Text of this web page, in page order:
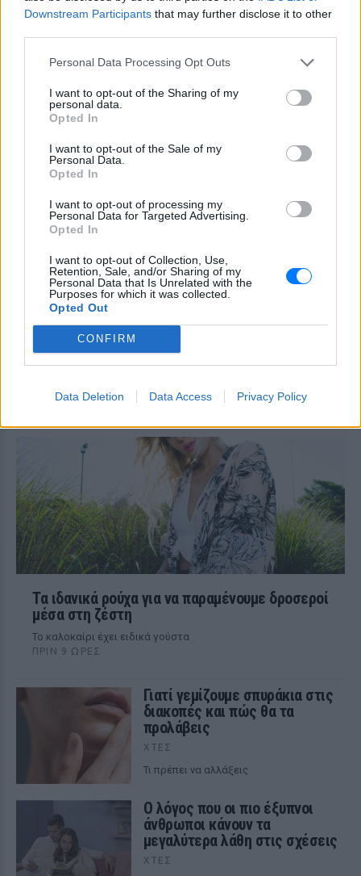
Downstream Participants that may further disclose it to other
Personal Data Processing Opt Outs
I want to opt-out of the Sharing of my
personal data.
Opted In
I want to opt-out of the Sale of my
Personal Data.
Opted In
I want to opt-out of processing my
Personal Data for Targeted Advertising.
Opted In
I want to opt-out of Collection, Use,
Retention, Sale, and/or Sharing of my
Personal Data that Is Unrelated with the
Purposes for which it was collected.
Opted Out
CONFIRM
Data Deletion Data Access Privacy Policy
ΔΕΙΤΕ ΕΠΙΣΗΣ
ΣΤΗΝ ΙΔΙΑ ΚΑΤΗΓΟΡΙΑ
6 φρούτα που μπορουν να
Πώς να αποφύγεις το σύγκαμα
ΠΡΙΝ 9 ΏΡΕΣ
Έχει συμβεί σε όλες
Ποιος εφηύρε πραγματικά το
χωνάκι του παγωτού;
ΠΡΙΝ 9 ΏΡΕΣ
Έξι άνθρωποι ισχυρίστηκαν ότι εφηύραν
το χωνάκι την ίδια ημέρα
Τα ιδανικά ρούχα για να παραμένουμε δροσεροί
μέσα στη ζέστη
To καλοκαίρι έχει ειδικά γούστα
ΠΡΙΝ 9 ΏΡΕΣ
Γιατί γεμίζουμε σπυράκια στις
διακοπές και πώς θα τα
προλάβεις
ΧΤΕΣ
Τι πρέπει να αλλάξεις
Ο λόγος που οι πιο έξυπνοι
άνθρωποι κάνουν τα
μεγαλύτερα λάθη στις σχέσεις
ΧΤΕΣ